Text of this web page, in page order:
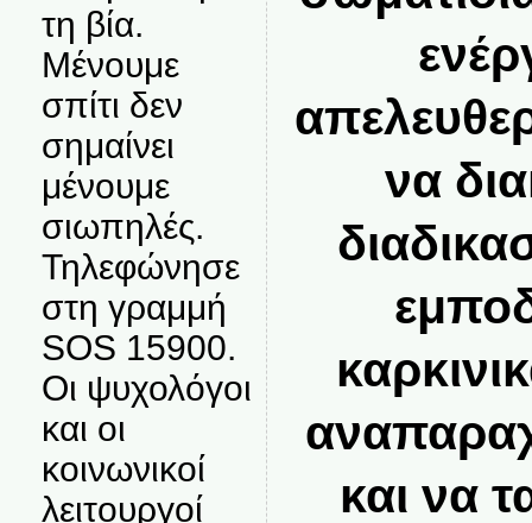
τη βία.
Μένουμε
σπίτι δεν
σημαίνει
μένουμε
σιωπηλές.
Τηλεφώνησε
στη γραμμή
SOS 15900.
Οι ψυχολόγοι
και οι
κοινωνικοί
λειτουργοί
να
και να